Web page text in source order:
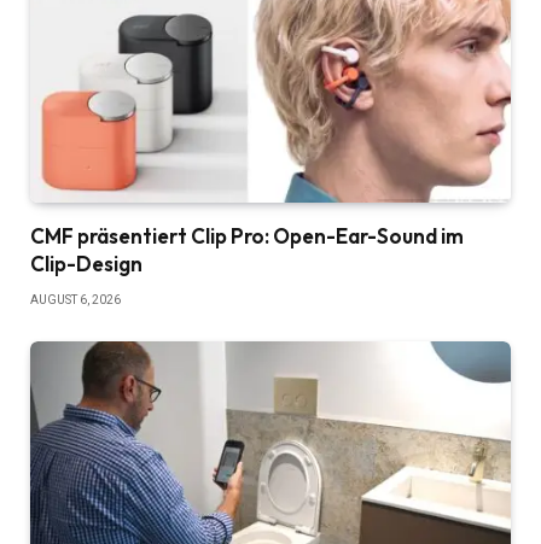
CMF präsentiert Clip Pro: Open-Ear-Sound im
Clip-Design
AUGUST 6, 2026